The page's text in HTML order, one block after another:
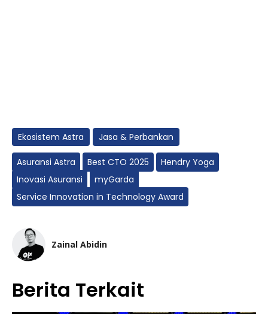
Ekosistem Astra Jasa & Perbankan
Asuransi Astra Best CTO 2025
Hendry Yoga
Inovasi Asuransi
myGarda
Service Innovation in Technology Award
Zainal Abidin
Berita Terkait